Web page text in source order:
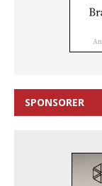
SPONSORER